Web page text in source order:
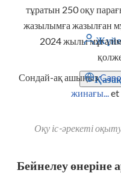
тұратын 250 оқу
жазылымға жазылған
2024 жылы
Сондай-ақ ашыңыз
жинағы...et
Оқу іс-әрекеті
Бейнелеу өнеріне